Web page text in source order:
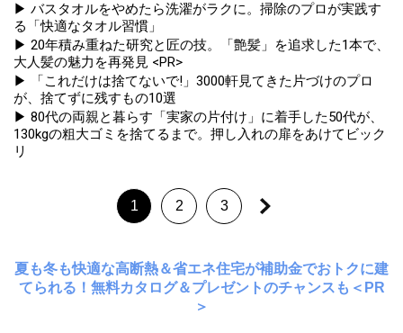
▶ バスタオルをやめたら洗濯がラクに。掃除のプロが実践す
る「快適なタオル習慣」
▶ 20年積み重ねた研究と匠の技。「艶髪」を追求した1本で、
大人髪の魅力を再発見 <PR>
▶ 「これだけは捨てないで!」3000軒見てきた片づけのプロ
が、捨てずに残すもの10選
▶ 80代の両親と暮らす「実家の片付け」に着手した50代が、
130kgの粗大ゴミを捨てるまで。押し入れの扉をあけてビック
リ
1 2 3
夏も冬も快適な高断熱＆省エネ住宅が補助金でおトクに建
てられる！無料カタログ＆プレゼントのチャンスも＜PR
＞